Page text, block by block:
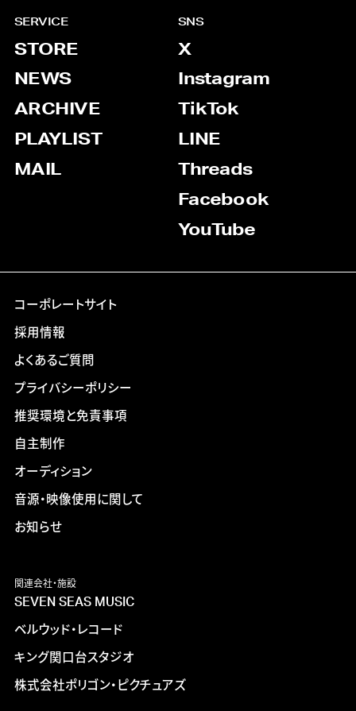
SERVICE
STORE
NEWS
ARCHIVE
PLAYLIST
MAIL
SNS
X
Instagram
TikTok
LINE
Threads
Facebook
YouTube
コーポレートサイト
採用情報
よくあるご質問
プライバシーポリシー
推奨環境と免責事項
自主制作
オーディション
音源・映像使用に関して
お知らせ
関連会社・施設
SEVEN SEAS MUSIC
ベルウッド・レコード
キング関口台スタジオ
株式会社ポリゴン・ピクチュアズ